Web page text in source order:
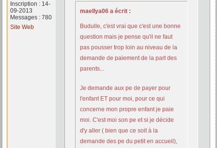
Inscription : 14-
09-2013
Messages : 780
Site Web
maellya06 a écrit :
Budulle, c'est vrai que c'est une bonne
question mais je pense qu'il ne faut
pas pousser trop loin au niveau de la
demande de paiement de la part des
parents...
Je demande aux pe de payer pour
l'enfant ET pour moi, pour ce qui
concerne mon propre enfant je paie
moi. C'est moi son pe et si je décide
d'y aller ( bien que ce soit à la
demande des pe du petit en accueil),